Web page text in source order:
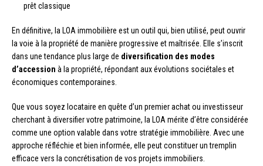
prêt classique
En définitive, la LOA immobilière est un outil qui, bien utilisé, peut ouvrir
la voie à la propriété de manière progressive et maîtrisée. Elle s’inscrit
dans une tendance plus large de diversification des modes
d’accession à la propriété, répondant aux évolutions sociétales et
économiques contemporaines.
Que vous soyez locataire en quête d’un premier achat ou investisseur
cherchant à diversifier votre patrimoine, la LOA mérite d’être considérée
comme une option valable dans votre stratégie immobilière. Avec une
approche réfléchie et bien informée, elle peut constituer un tremplin
efficace vers la concrétisation de vos projets immobiliers.